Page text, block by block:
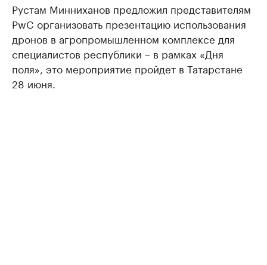
Рустам Минниханов предложил представителям
PwC организовать презентацию использования
дронов в агропромышленном комплексе для
специалистов республики – в рамках «Дня
поля», это мероприятие пройдет в Татарстане
28 июня.